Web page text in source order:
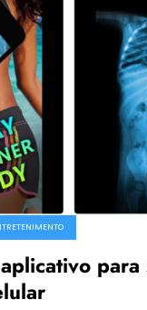
para